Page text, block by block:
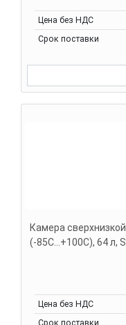
Цена без НДС
Срок поставки
Камера
(-85С...+100С), 64 л,
Цена без НДС
Срок поставки